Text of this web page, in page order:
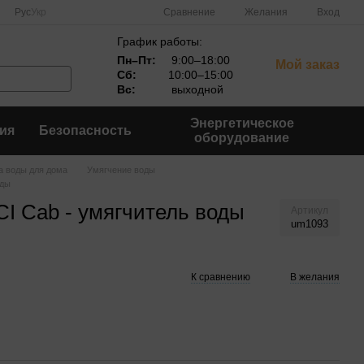
Рус Сравнение Желания Вход
График работы:
Пн–Пт:
9:00–18:00
Сб:
10:00–15:00
Вс:
выходной
Мой заказ
Безопасность
Энергетическое
оборудование
воды для дома
Умягчение воды
Cab - умягчитель воды um1093
К сравнению В желания